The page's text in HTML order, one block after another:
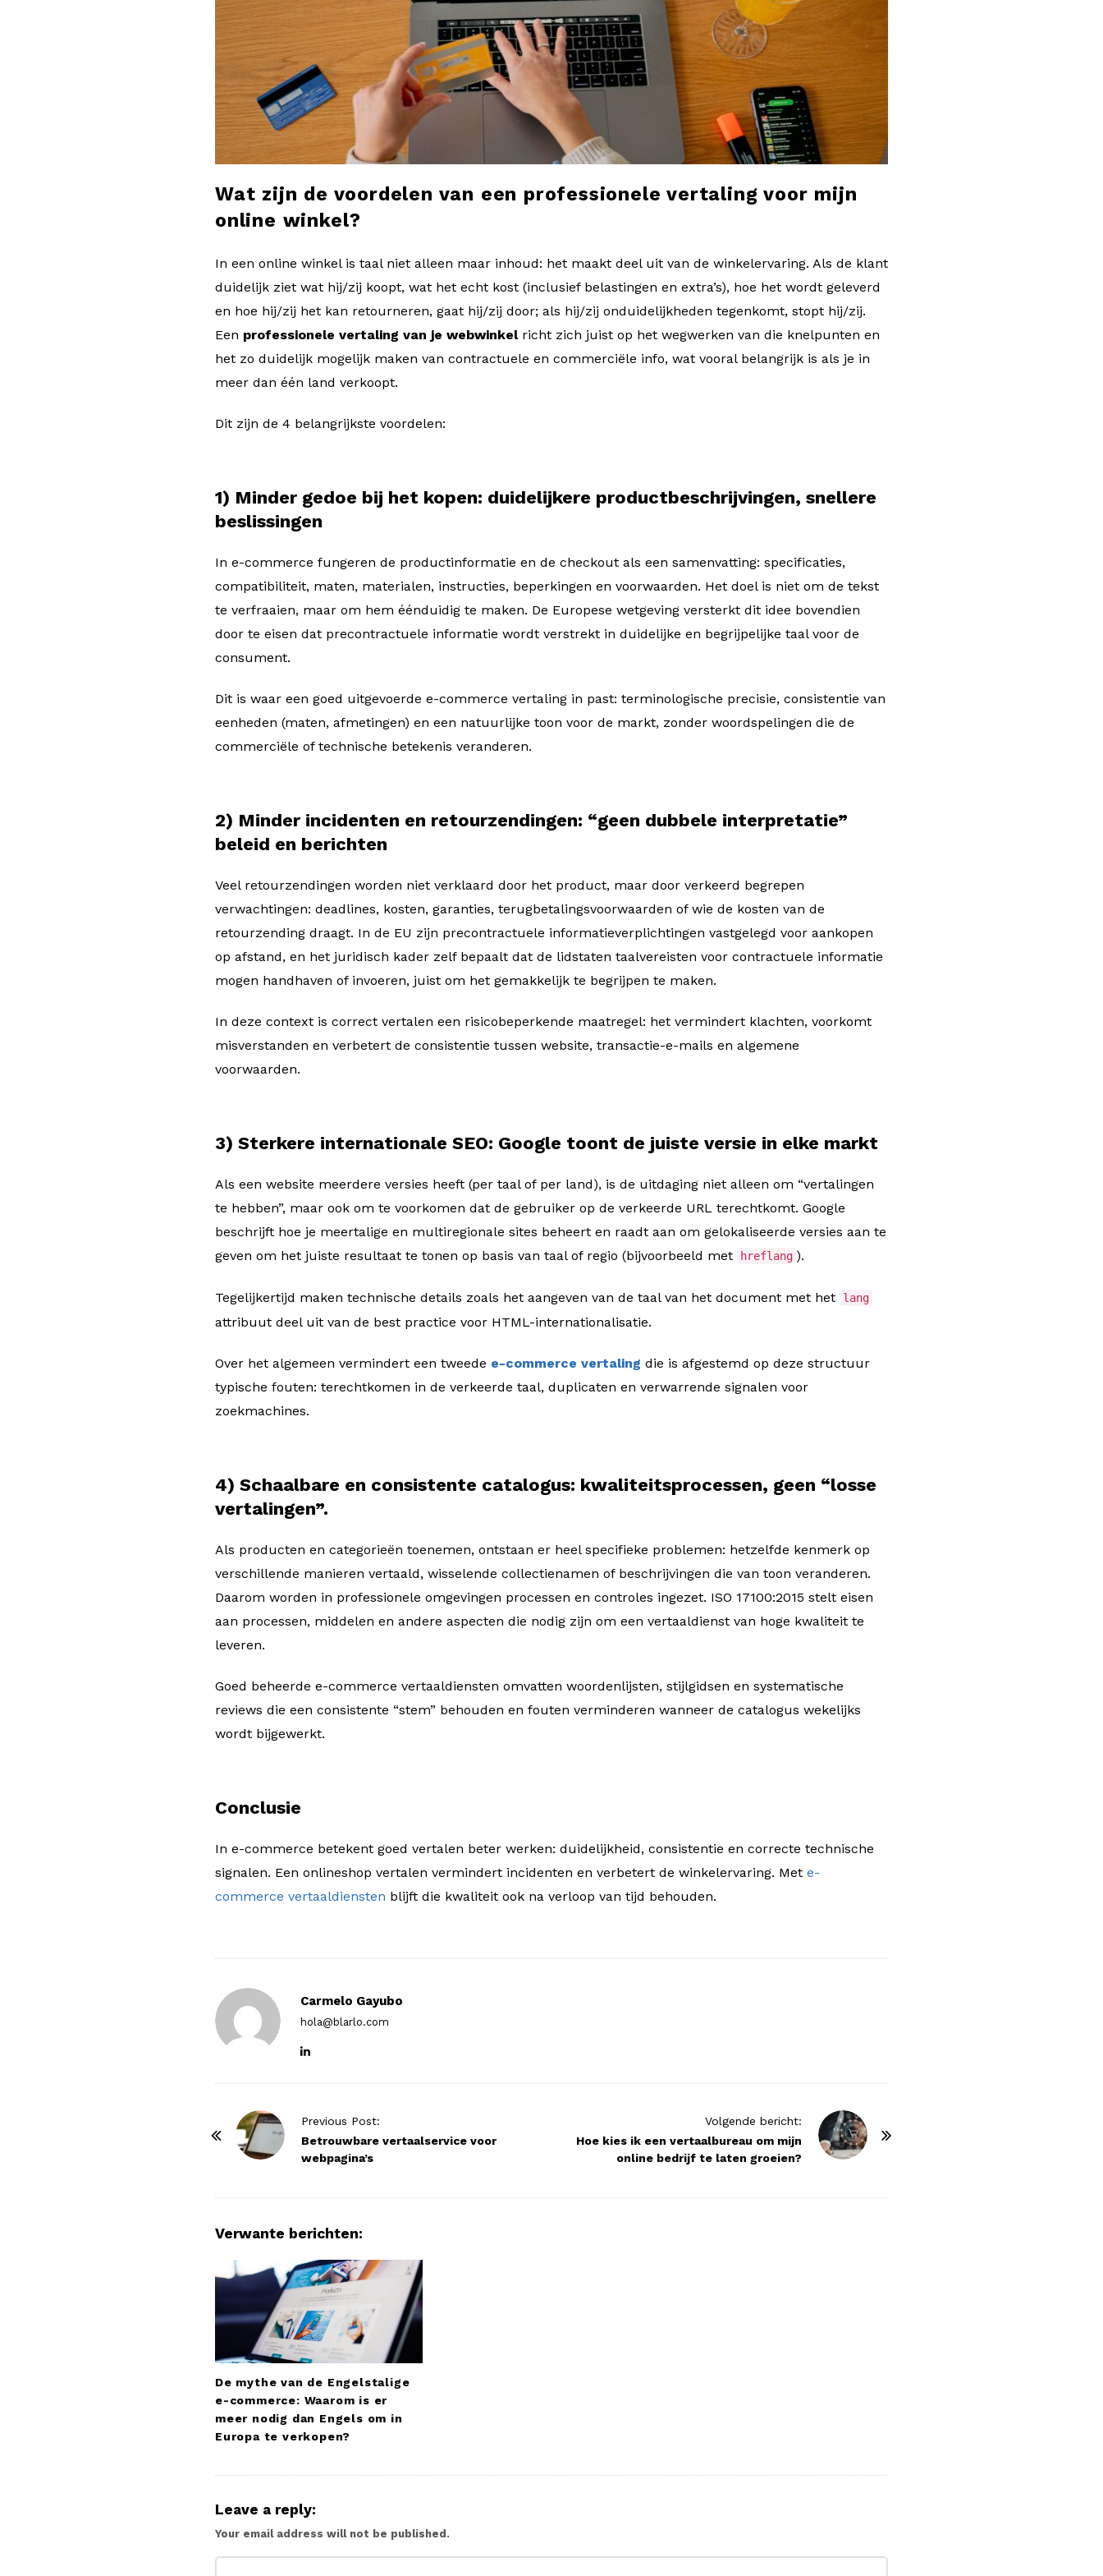
l
g
Wat zijn de voordelen van een professionele vertaling voor mijn
online winkel?
In een online winkel is taal niet alleen maar inhoud: het maakt deel uit van de winkelervaring. Als de klant
duidelijk ziet wat hij/zij koopt, wat het echt kost (inclusief belastingen en extra’s), hoe het wordt geleverd
en hoe hij/zij het kan retourneren, gaat hij/zij door; als hij/zij onduidelijkheden tegenkomt, stopt hij/zij.
Een professionele vertaling van je webwinkelricht zich juist op het wegwerken van die knelpunten en
het zo duidelijk mogelijk maken van contractuele en commerciële info, wat vooral belangrijk is als je in
meer dan één land verkoopt.
Dit zijn de 4 belangrijkste voordelen:
1) Minder gedoe bij het kopen: duidelijkere productbeschrijvingen, snellere
beslissingen
In e-commerce fungeren de productinformatie en de checkout als een samenvatting: specificaties,
compatibiliteit, maten, materialen, instructies, beperkingen en voorwaarden. Het doel is niet om de tekst
te verfraaien, maar om hem éénduidig te maken. De Europese wetgeving versterkt dit idee bovendien
door te eisen dat precontractuele informatie wordt verstrekt in duidelijke en begrijpelijke taal voor de
consument.
Dit is waar een goed uitgevoerde e-commerce vertaling in past: terminologische precisie, consistentie van
eenheden (maten, afmetingen) en een natuurlijke toon voor de markt, zonder woordspelingen die de
commerciële of technische betekenis veranderen.
2) Minder incidenten en retourzendingen: “geen dubbele interpretatie”
beleid en berichten
Veel retourzendingen worden niet verklaard door het product, maar door verkeerd begrepen
verwachtingen: deadlines, kosten, garanties, terugbetalingsvoorwaarden of wie de kosten van de
retourzending draagt. In de EU zijn precontractuele informatieverplichtingen vastgelegd voor aankopen
op afstand, en het juridisch kader zelf bepaalt dat de lidstaten taalvereisten voor contractuele informatie
mogen handhaven of invoeren, juist om het gemakkelijk te begrijpen te maken.
In deze context is correct vertalen een risicobeperkende maatregel: het vermindert klachten, voorkomt
misverstanden en verbetert de consistentie tussen website, transactie-e-mails en algemene
voorwaarden.
3) Sterkere internationale SEO: Google toont de juiste versie in elke markt
Als een website meerdere versies heeft (per taal of per land), is de uitdaging niet alleen om “vertalingen
te hebben”, maar ook om te voorkomen dat de gebruiker op de verkeerde URL terechtkomt. Google
beschrijft hoe je meertalige en multiregionale sites beheert en raadt aan om gelokaliseerde versies aan te
geven om het juiste resultaat te tonen op basis van taal of regio (bijvoorbeeld met
hreflang ).
Tegelijkertijd maken technische details zoals het aangeven van de taal van het document met het lang
attribuut deel uit van de best practice voor HTML-internationalisatie.
Over het algemeen vermindert een tweede e-commerce vertaling die is afgestemd op deze structuur
typische fouten: terechtkomen in de verkeerde taal, duplicaten en verwarrende signalen voor
zoekmachines.
4) Schaalbare en consistente catalogus: kwaliteitsprocessen, geen “losse
vertalingen”.
Als producten en categorieën toenemen, ontstaan er heel specifieke problemen: hetzelfde kenmerk op
verschillende manieren vertaald, wisselende collectienamen of beschrijvingen die van toon veranderen.
Daarom worden in professionele omgevingen processen en controles ingezet. ISO 17100:2015 stelt eisen
aan processen, middelen en andere aspecten die nodig zijn om een vertaaldienst van hoge kwaliteit te
leveren.
Goed beheerde e-commerce vertaaldiensten omvatten woordenlijsten, stijlgidsen en systematische
reviews die een consistente “stem” behouden en fouten verminderen wanneer de catalogus wekelijks
wordt bijgewerkt.
Conclusie
In e-commerce betekent goed vertalen beter werken: duidelijkheid, consistentie en correcte technische
signalen. Een onlineshop vertalen vermindert incidenten en verbetert de winkelervaring. Met e-
commerce vertaaldiensten blijft die kwaliteit ook na verloop van tijd behouden.
Carmelo Gayubo
hola@blarlo.com
Previous Post:
Betrouwbare vertaalservice voor
webpagina’s
Volgende bericht:
Hoe kies ik een vertaalbureau om mijn
online bedrijf te laten groeien?
Verwante berichten:
De mythe van de Engelstalige
e-commerce: Waarom is er
meer nodig dan Engels om in
Europa te verkopen?
Leave a reply:
Your email address will not be published.